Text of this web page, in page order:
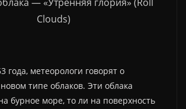
Clouds)
года, метеорологи говорят о
типе облаков. Эти облака
бурное море, то ли на поверхность